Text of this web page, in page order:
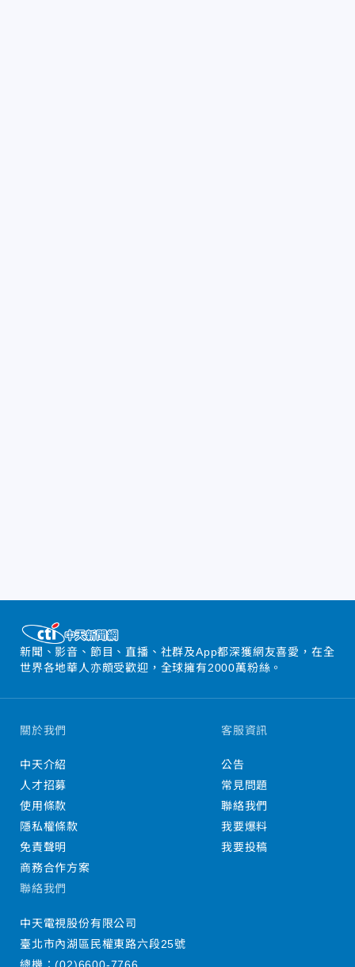
新聞、影音、節目、直播、社群及App都深獲網友喜愛，在全
世界各地華人亦頗受歡迎，全球擁有2000萬粉絲。
關於我們
中天介紹
人才招募
使用條款
隱私權條款
免責聲明
商務合作方案
客服資訊
公告
常見問題
聯絡我們
我要爆料
我要投稿
聯絡我們
中天電視股份有限公司
臺北市內湖區民權東路六段25號
總機：(02)6600-7766